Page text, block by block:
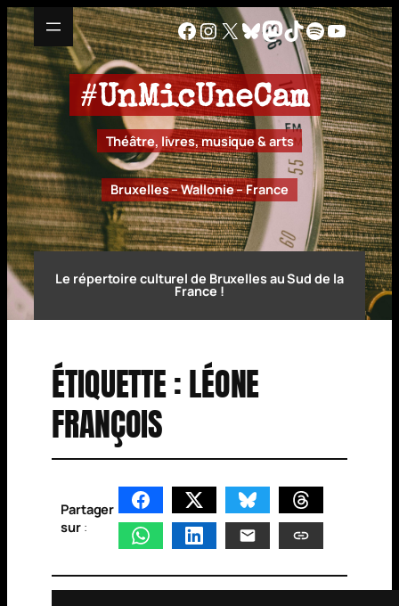
Aller
au
contenu
Facebook
Instagram
X Bluesky
Mastodon
TikTok
Spotify
#UnMicUneCam
Théâtre, livres, musique & arts
Bruxelles – Wallonie – France
Le répertoire culturel de Bruxelles au Sud de la
France !
ÉTIQUETTE :LÉONE
FRANÇOIS
Partager
sur: